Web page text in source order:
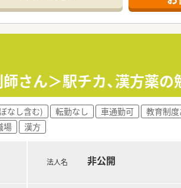
ペシャリストを目指すことも可能です
の本社スタッフなど活動領域は多種多
在宅医療へもしっかりと関わる事がで
短制度は小学5年生まで時短勤務がで
ランスが整っています
制度など嬉しいメリットもたくさんあり
さん＞駅チカ、漢方薬
なし含む) 転勤なし 車通勤可 教育制度
場 漢方
法人名 非公開